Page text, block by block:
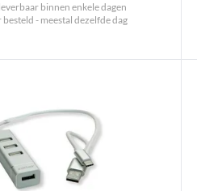
binnen enkele dagen
- meestal dezelfde dag